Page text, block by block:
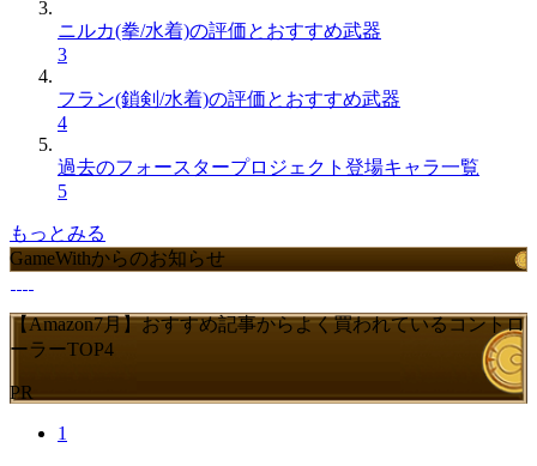
ニルカ(拳/水着)の評価とおすすめ武器
3
フラン(鎖剣/水着)の評価とおすすめ武器
4
過去のフォースタープロジェクト登場キャラ一覧
5
もっとみる
GameWithからのお知らせ
【Amazon7月】おすすめ記事からよく買われているコントロ
ーラーTOP4
PR
1